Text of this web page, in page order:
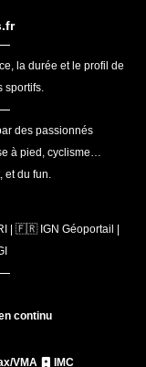
la durée et le profil de
sportifs.
des passionnés
à pied, cyclisme…
et du fun.
| 🇫🇷 IGN Géoportail |
continu
VMA IMC